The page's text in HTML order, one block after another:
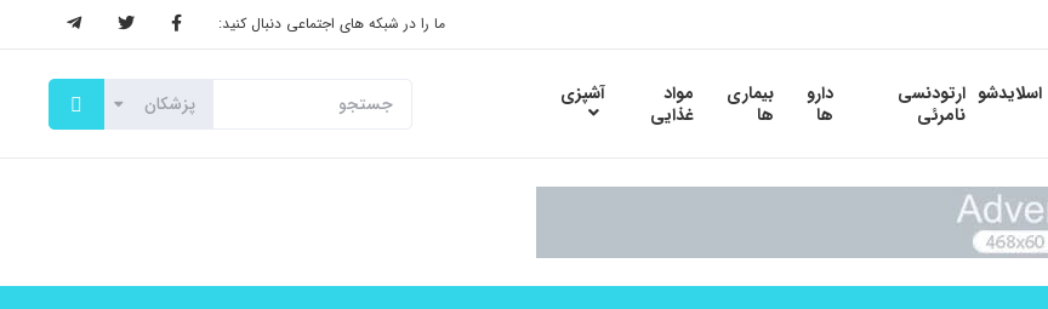
ما را در شبکه های اجتماعی دنبال کنید:
اسلایدشو ارتودنسی
نامرئی
دارو
ها
بیماری
ها
مواد
غذایی
آشپزی